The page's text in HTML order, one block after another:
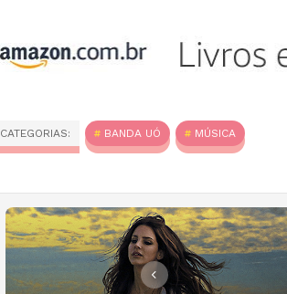
CATEGORIAS: BANDA UÓ MÚSICA